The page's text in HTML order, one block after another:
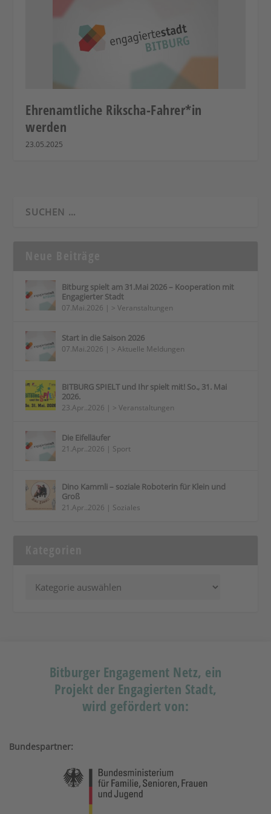
Ehrenamtliche Rikscha-Fahrer*in
werden
23.05.2025
Bitburg spielt am 31.Mai 2026 – Kooperation mit
Engagierter Stadt
07.Mai.2026 | > Veranstaltungen
Start in die Saison 2026
07.Mai.2026 | > Aktuelle Meldungen
BITBURG SPIELT und Ihr spielt mit! So., 31. Mai
2026.
23.Apr..2026 | > Veranstaltungen
Die Eifelläufer
21.Apr..2026 | Sport
Dino Kammli – soziale Roboterin für Klein und
Groß
21.Apr..2026 | Soziales
Bitburger Engagement Netz, ein
Projekt der Engagierten Stadt,
wird gefördert von:
Bundespartner: